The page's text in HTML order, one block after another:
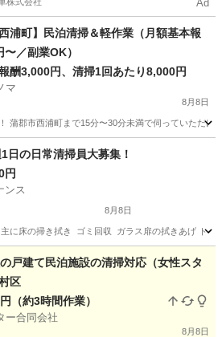
Ad
西浦町】民泊清掃＆軽作業（月額基本報
／副業OK）
酬3,000円、清掃1回あたり8,000円
マ
8月8日
蒲郡市西浦町まで15分〜30分未満で伺っていただ
清掃 スタッフ
！ 週1日の日常清掃員大募集！
円
ンス
8月8日
に床の掃き拭き ゴミ回収 ガラス扉の拭きあげ ト
清掃
戸建て民泊施設の清掃対応（女性スタ
区
（約3時間作業）
ー合同会社
8月8日